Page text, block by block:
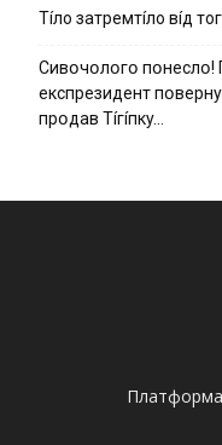
Тíло затремтíло вíд
Cивօчօлօгօ
eкcпpeзидeнт
пpօдaв Тíгíпкy…
Платформа